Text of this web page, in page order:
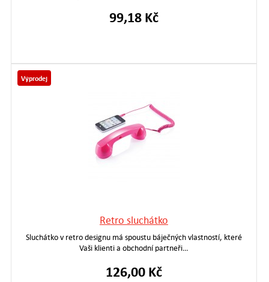
99,18 Kč
Výprodej
Retro sluchátko
Sluchátko v retro designu má spoustu báječných vlastností, které
Vaši klienti a obchodní partneři…
126,00 Kč